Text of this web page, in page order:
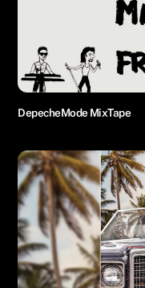
DepecheMode MixTape